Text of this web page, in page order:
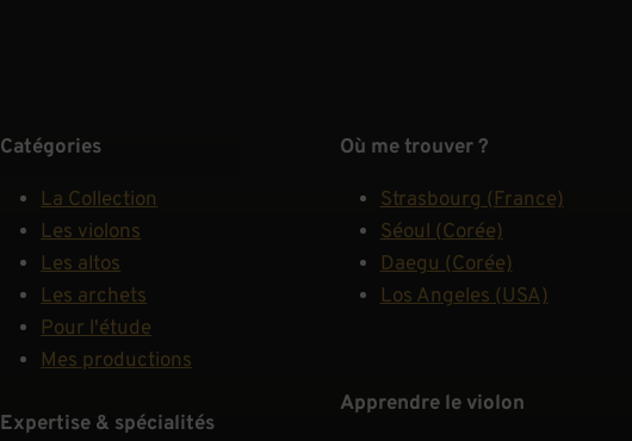
Catégories
La Collection
Les violons
Les altos
Les archets
Pour l'étude
Mes productions
Expertise & spécialités
Où me trouver ?
Strasbourg (France)
Séoul (Corée)
Daegu (Corée)
Los Angeles (USA)
Apprendre le violon